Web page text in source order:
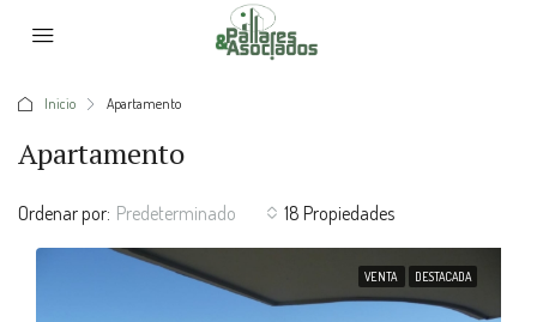
Inicio Apartamento
Apartamento
18 Propiedades
Ordenar por: Predeterminado
VENTA DESTACADA